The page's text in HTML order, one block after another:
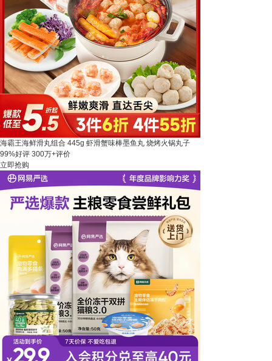
海霸王海鲜滑丸组合 445g 虾滑蟹味棒墨鱼丸 烧烤火锅丸子
99%好评 300万+评价
立即抢购